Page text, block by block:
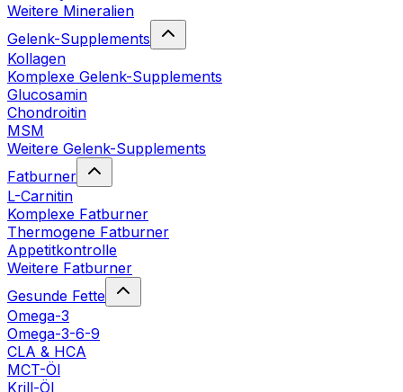
Weitere Mineralien
Gelenk-Supplements
Kollagen
Komplexe Gelenk-Supplements
Glucosamin
Chondroitin
MSM
Weitere Gelenk-Supplements
Fatburner
L-Carnitin
Komplexe Fatburner
Thermogene Fatburner
Appetitkontrolle
Weitere Fatburner
Gesunde Fette
Omega-3
Omega-3-6-9
CLA & HCA
MCT-Öl
Krill-Öl